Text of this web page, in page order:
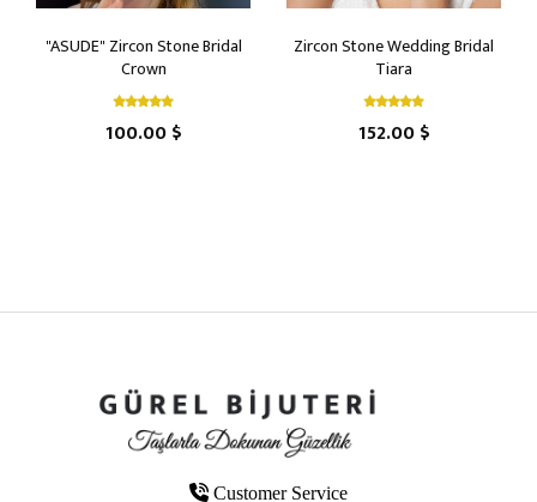
"ASUDE" Zircon Stone Bridal
Crown
100.00 $
Zircon Stone Wedding Bridal
Tiara
152.00 $
Customer Service